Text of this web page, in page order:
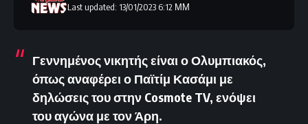
Last updated: 13/01/2023 6:12 ΜΜ
Γεννημένος νικητής είναι ο Ολυμπιακός,
όπως αναφέρει ο Παϊτίμ Κασάμι με
δηλώσεις του στην Cosmote TV, ενόψει
του αγώνα με τον Άρη.